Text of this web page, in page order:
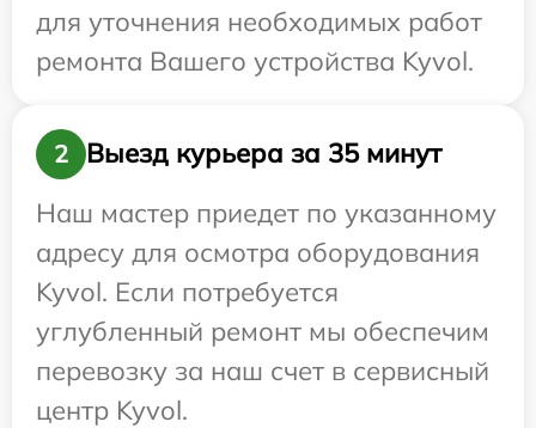
для уточнения необходимых работ
ремонта Вашего устройства Kyvol.
2
Выезд курьера за 35 минут
Наш мастер приедет по указанному
адресу для осмотра оборудования
Kyvol. Если потребуется
углубленный ремонт мы обеспечим
перевозку за наш счет в сервисный
центр Kyvol.